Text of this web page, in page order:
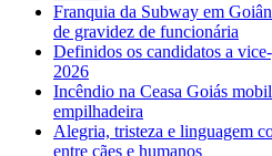
Franquia da Subway em
de gravidez de funcionária
Definidos os candidatos a
2026
Incêndio na Ceasa Goiás
empilhadeira
Alegria, tristeza e linguagem
entre cães e humanos